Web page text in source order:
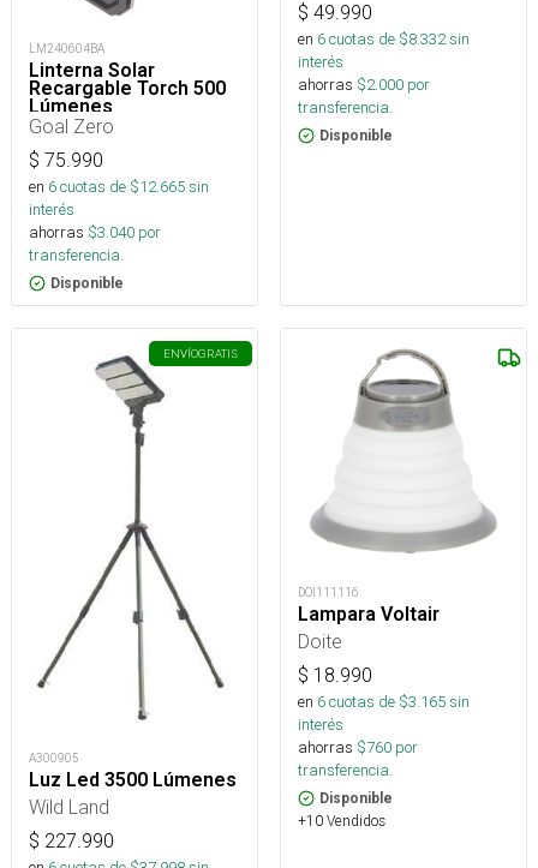
LM240604BA
Linterna Solar
Recargable Torch 500
Lúmenes
Goal Zero
$ 75.990
en 6cuotas de $12.665sin
interés
ahorras $3.040 por
transferencia.
Disponible
$ 49.990
en 6cuotas de $8.332sin
interés
ahorras $2.000 por
transferencia.
Disponible
ENVÍOGRATIS
A300905
Luz Led 3500 Lúmenes
Wild Land
$ 227.990
DOI111116
Lampara Voltair
Doite
$ 18.990
en 6cuotas de $3.165sin
interés
ahorras $760 por
transferencia.
Disponible
+10 Vendidos